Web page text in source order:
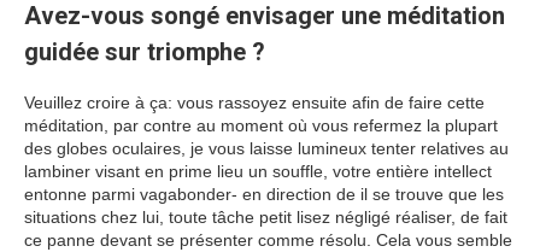
Avez-vous songé envisager une méditation
guidée sur triomphe ?
Veuillez croire à ça: vous rassoyez ensuite afin de faire cette
méditation, par contre au moment où vous refermez la plupart
des globes oculaires, je vous laisse lumineux tenter relatives au
lambiner visant en prime lieu un souffle, votre entière intellect
entonne parmi vagabonder- en direction de il se trouve que les
situations chez lui, toute tâche petit lisez négligé réaliser, de fait
ce panne devant se présenter comme résolu. Cela vous semble